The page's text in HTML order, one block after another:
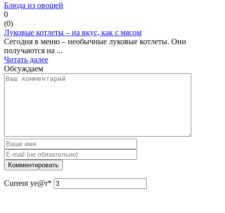
Блюда из овощей
0
(0)
Луковые котлеты – на вкус, как с мясом
Сегодня в меню – необычные луковые котлеты. Они
получаются на ...
Читать далее
Обсуждаем
Current ye@r*